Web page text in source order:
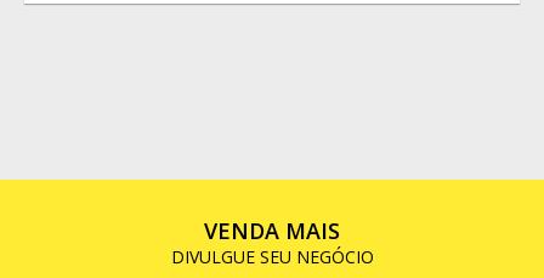
VENDA MAIS
DIVULGUE SEU NEGÓCIO